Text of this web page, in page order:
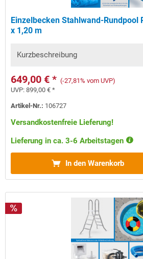
Einzelbecken Stahlwand-Rundpool
x 1,20 m
Kurzbeschreibung
649,00 € * (-27,81% vom UVP)
UVP:899,00 € *
Artikel-Nr.: 106727
Versandkostenfreie Lieferung!
Lieferung in ca. 3-6 Arbeitstagen
In den Warenkorb